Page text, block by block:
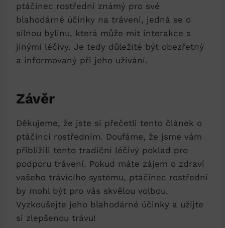
ptáčinec‍ rostřední ‍známý pro své
blahodárné⁣ účinky na ‌trávení, jedná se‌ o
silnou bylinu, která může ⁢mít interakce s
⁣jinými léčivy. ⁤Je⁣ tedy důležité ⁣být obezřetný‍
a​ informovaný⁤ při jeho užívání.
Závěr
Děkujeme,⁤ že jste si přečetli ‌tento článek o‌
ptáčinci rostředním. Doufáme, že jsme vám
přiblížili tento ​tradiční léčivý‌ poklad pro
podporu trávení. ⁣Pokud máte zájem ​o zdraví
vašeho trávicího systému, ptáčinec rostřední
⁤by ⁤mohl být pro ⁤vás skvělou⁣ volbou.
Vyzkoušejte jeho ‌blahodárné účinky ‌a užijte
si zlepšenou trávu!